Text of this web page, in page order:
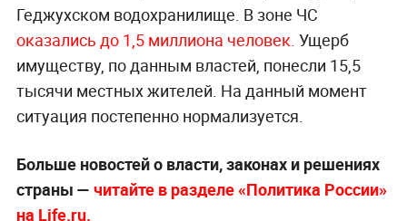
Геджухском водохранилище. В зоне ЧС
оказались до 1,5 миллиона человек. Ущерб
имуществу, по данным властей, понесли 15,5
тысячи местных жителей. На данный момент
ситуация постепенно нормализуется.
Больше новостей о власти, законах и решениях
страны — читайте в разделе «Политика России»
на Life.ru.